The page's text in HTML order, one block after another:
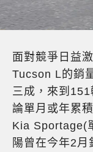
面對競爭日益
Tucson L的銷
三成，來到
論單月或年累
Kia Sportage(
陽曾在今年2